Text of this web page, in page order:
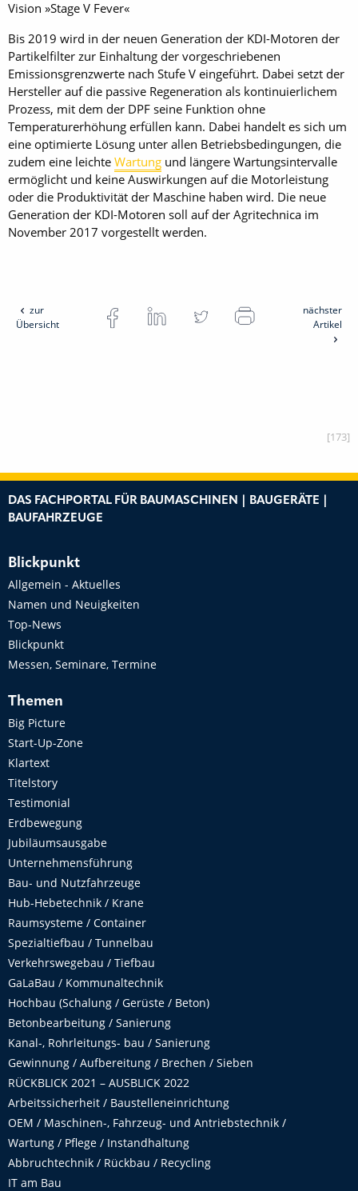
Vision »Stage V Fever«
Bis 2019 wird in der neuen Generation der KDI-Motoren der
Partikelfilter zur Einhaltung der vorgeschriebenen
Emissionsgrenzwerte nach Stufe V eingeführt. Dabei setzt der
Hersteller auf die passive Regeneration als kontinuierlichem
Prozess, mit dem der DPF seine Funktion ohne
Temperaturerhöhung erfüllen kann. Dabei handelt es sich um
eine optimierte Lösung unter allen Betriebsbedingungen, die
zudem eine leichte Wartung und längere Wartungsintervalle
ermöglicht und keine Auswirkungen auf die Motorleistung
oder die Produktivität der Maschine haben wird. Die neue
Generation der KDI-Motoren soll auf der Agritechnica im
November 2017 vorgestellt werden.
zur
Übersicht
nächster
Artikel
[173]
DAS FACHPORTAL FÜR BAUMASCHINEN | BAUGERÄTE |
BAUFAHRZEUGE
Blickpunkt
Allgemein - Aktuelles
Namen und Neuigkeiten
Top-News
Blickpunkt
Messen, Seminare, Termine
Themen
Big Picture
Start-Up-Zone
Klartext
Titelstory
Testimonial
Erdbewegung
Jubiläumsausgabe
Unternehmensführung
Bau- und Nutzfahrzeuge
Hub-Hebetechnik / Krane
Raumsysteme / Container
Spezialtiefbau / Tunnelbau
Verkehrswegebau / Tiefbau
GaLaBau / Kommunaltechnik
Hochbau (Schalung / Gerüste / Beton)
Betonbearbeitung / Sanierung
Kanal-, Rohrleitungs- bau / Sanierung
Gewinnung / Aufbereitung / Brechen / Sieben
RÜCKBLICK 2021 – AUSBLICK 2022
Arbeitssicherheit / Baustelleneinrichtung
OEM / Maschinen-, Fahrzeug- und Antriebstechnik /
Wartung / Pflege / Instandhaltung
Abbruchtechnik / Rückbau / Recycling
IT am Bau